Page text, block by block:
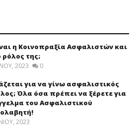
η Κοινοπραξία Ασφαλιστών και
ρόλος της;
2023 0
για να γίνω ασφαλιστικός
Όλα όσα πρέπει να ξέρετε για
του Ασφαλιστικού
2023